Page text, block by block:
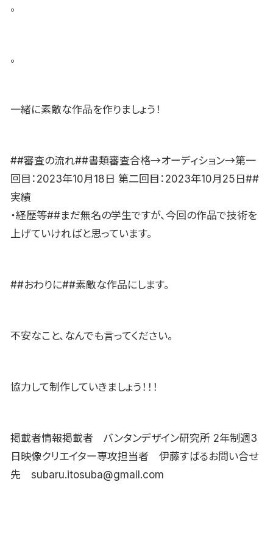
。
。
一緒に素敵な作品を作りましょう！
##審査の流れ##書類審査合格→オーディション→第一
回目：2023年10月18日 第二回目：2023年10月25日##
実績
・経歴等##まだ無名の学生ですが、今回の作品で技術を
上げていければと思っています。
##おわりに##素敵な作品にします。
不安なこと、なんでも言ってください。
協力して制作していきましょう！！！
掲載者情報掲載者 バンタンデザイン研究所 2年制週3
日映像クリエイター専攻担当者 伊藤すばるお問い合せ
先 subaru.itosuba@gmail.com